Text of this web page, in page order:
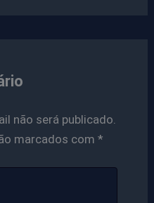
não será publicado.
marcados com *